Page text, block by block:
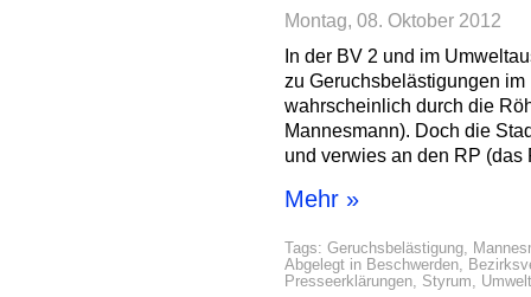
Montag, 08. Oktober 2012
In der BV 2 und im
zu Geruchsbelästigungen im
wahrscheinlich durch die
Mannesmann). Doch die
und verwies an den RP
Mehr »
Tags: Geruchsbelästigung,
Abgelegt in Beschwerden,
Presseerklärungen, Styrum,